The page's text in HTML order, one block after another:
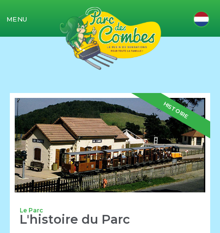
MENU
HISTOIRE
Le Parc
L'histoire du Parc